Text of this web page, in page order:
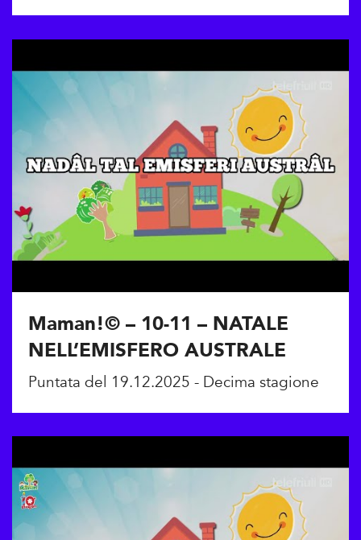
Maman!© – 10-11 – NATALE
NELL’EMISFERO AUSTRALE
Puntata del 19.12.2025 - Decima stagione